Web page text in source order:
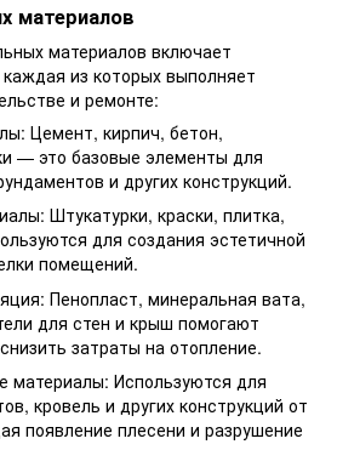
материалов
материалов включает
из которых выполняет
и ремонте:
Цемент, кирпич, бетон,
— это базовые элементы для
и других конструкций.
Штукатурки, краски, плитка,
для создания эстетичной
помещений.
Пенопласт, минеральная вата,
для стен и крыш помогают
затраты на отопление.
материалы: Используются для
кровель и других конструкций от
появление плесени и разрушение